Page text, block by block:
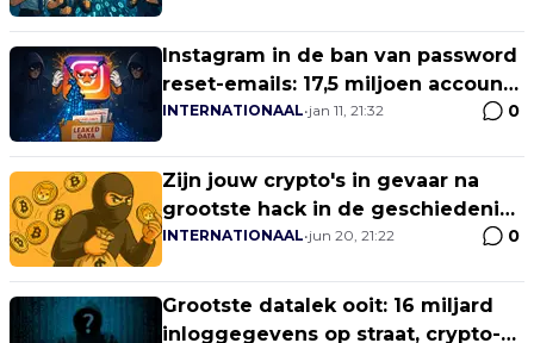
Instagram in de ban van password
reset-emails: 17,5 miljoen accounts
in gevaar door datalek
INTERNATIONAAL•jan 11, 21:32 0
Zijn jouw crypto's in gevaar na
grootste hack in de geschiedenis
van het internet?
INTERNATIONAAL•jun 20, 21:22 0
Grootste datalek ooit: 16 miljard
inloggegevens op straat, crypto-